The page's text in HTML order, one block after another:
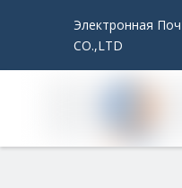
Электронная
CO.,LTD